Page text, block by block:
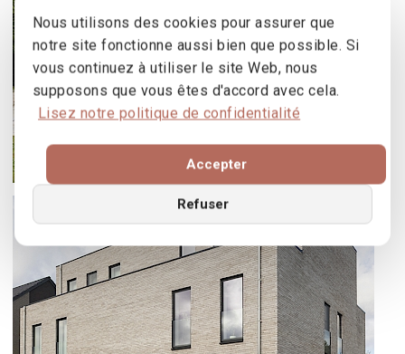
VERATOP, SS55 ET OPTIMA 70 À
Nous utilisons des cookies pour assurer que
notre site fonctionne aussi bien que possible. Si
vous continuez à utiliser le site Web, nous
supposons que vous êtes d'accord avec cela.
Lisez notre politique de confidentialité
Accepter
Refuser